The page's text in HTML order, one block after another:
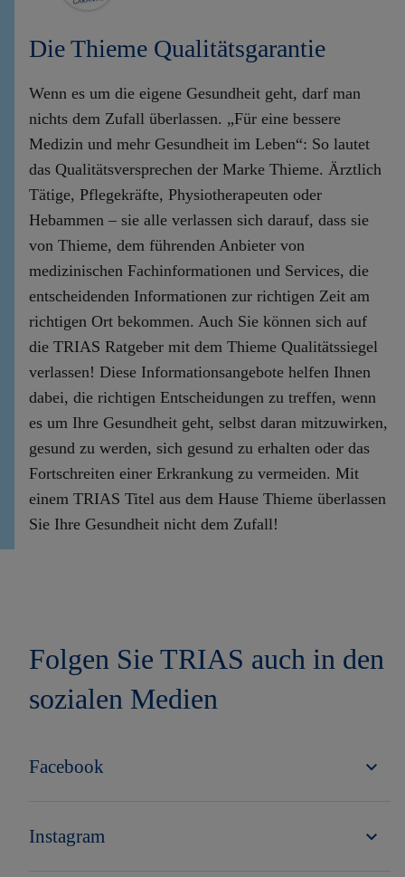
Die Thieme Qualitätsgarantie
Wenn es um die eigene Gesundheit geht, darf man
nichts dem Zufall überlassen. „Für eine bessere
Medizin und mehr Gesundheit im Leben“: So lautet
das Qualitätsversprechen der Marke Thieme. Ärztlich
Tätige, Pflegekräfte, Physiotherapeuten oder
Hebammen – sie alle verlassen sich darauf, dass sie
von Thieme, dem führenden Anbieter von
medizinischen Fachinformationen und Services, die
entscheidenden Informationen zur richtigen Zeit am
richtigen Ort bekommen. Auch Sie können sich auf
die TRIAS Ratgeber mit dem Thieme Qualitätssiegel
verlassen! Diese Informationsangebote helfen Ihnen
dabei, die richtigen Entscheidungen zu treffen, wenn
es um Ihre Gesundheit geht, selbst daran mitzuwirken,
gesund zu werden, sich gesund zu erhalten oder das
Fortschreiten einer Erkrankung zu vermeiden. Mit
einem TRIAS Titel aus dem Hause Thieme überlassen
Sie Ihre Gesundheit nicht dem Zufall!
Folgen Sie TRIAS auch in den
sozialen Medien
Facebook
Instagram